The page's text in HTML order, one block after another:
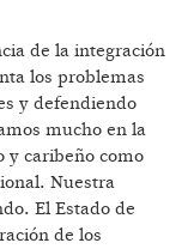
de la integración
los problemas
y defendiendo
mucho en la
y caribeño como
Nuestra
El Estado de
de los